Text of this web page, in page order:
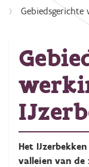
Gebiedsgerichte
Het
valleien van de